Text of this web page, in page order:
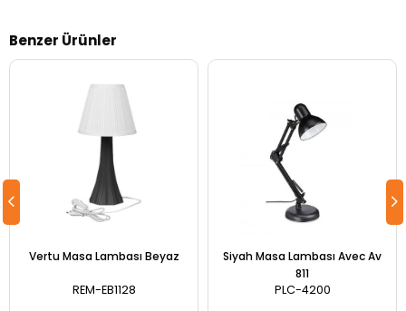
Benzer Ürünler
Vertu Masa Lambası Beyaz
REM-EB1128
Siyah Masa Lambası Avec Av
811
PLC-4200